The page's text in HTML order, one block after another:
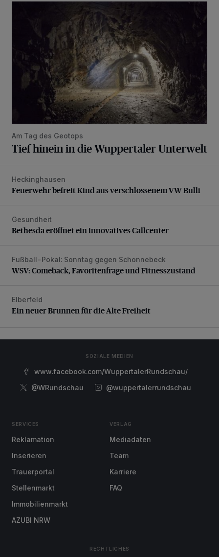
Am Tag des Geotops
Tief hinein in die Wuppertaler Unterwelt
Feuerwehr befreit Kind aus verschlossenem VW Bulli
Heckinghausen
Feuerwehr befreit Kind aus verschlossenem VW Bulli
Bethesda eröffnet ein innovatives Callcenter
Gesundheit
Bethesda eröffnet ein innovatives Callcenter
WSV: Comeback, Favoritenfrage und Fitnesszustand
Fußball-Pokal: Sonntag gegen Schonnebeck
WSV: Comeback, Favoritenfrage und Fitnesszustand
Ein neuer Brunnen für die Alte Freiheit
Elberfeld
Ein neuer Brunnen für die Alte Freiheit
SOZIALE MEDIEN
www.facebook.com/WuppertalerRundschau/
@WRundschau
@wuppertalerrundschau
SERVICES
Reklamation
Inserieren
Trauerportal
Stellenmarkt
Immobilienmarkt
AZUBI NRW
VERLAG
Mediadaten
Team
Karriere
FAQ
RECHTLICHES